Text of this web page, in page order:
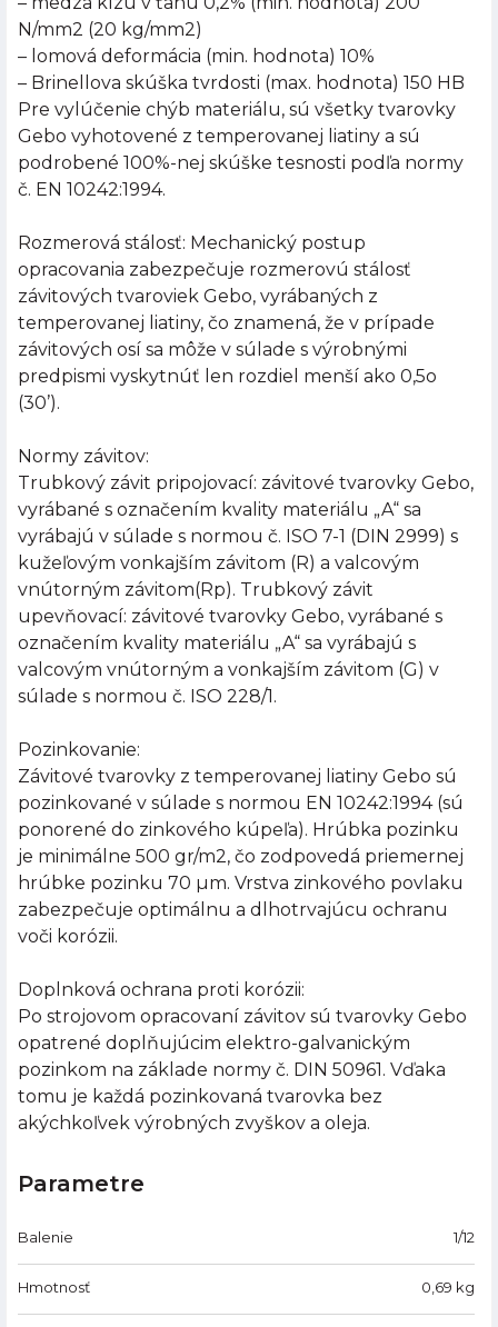
N/mm2 (20 kg/mm2)
– lomová deformácia (min. hodnota) 10%
– Brinellova skúška tvrdosti (max. hodnota) 150 HB
Pre vylúčenie chýb materiálu, sú všetky tvarovky
Gebo vyhotovené z temperovanej liatiny a sú
podrobené 100%-nej skúške tesnosti podľa normy
č. EN 10242:1994.
Rozmerová stálosť: Mechanický postup
opracovania zabezpečuje rozmerovú stálosť
závitových tvaroviek Gebo, vyrábaných z
temperovanej liatiny, čo znamená, že v prípade
závitových osí sa môže v súlade s výrobnými
predpismi vyskytnúť len rozdiel menší ako 0,5o
(30’).
Normy závitov:
Trubkový závit pripojovací: závitové tvarovky Gebo,
vyrábané s označením kvality materiálu „A“ sa
vyrábajú v súlade s normou č. ISO 7-1 (DIN 2999) s
kužeľovým vonkajším závitom (R) a valcovým
vnútorným závitom(Rp). Trubkový závit
upevňovací: závitové tvarovky Gebo, vyrábané s
označením kvality materiálu „A“ sa vyrábajú s
valcovým vnútorným a vonkajším závitom (G) v
súlade s normou č. ISO 228/1.
Pozinkovanie:
Závitové tvarovky z temperovanej liatiny Gebo sú
pozinkované v súlade s normou EN 10242:1994 (sú
ponorené do zinkového kúpeľa). Hrúbka pozinku
je minimálne 500 gr/m2, čo zodpovedá priemernej
hrúbke pozinku 70 µm. Vrstva zinkového povlaku
zabezpečuje optimálnu a dlhotrvajúcu ochranu
voči korózii.
Doplnková ochrana proti korózii:
Po strojovom opracovaní závitov sú tvarovky Gebo
opatrené doplňujúcim elektro-galvanickým
pozinkom na základe normy č. DIN 50961. Vďaka
tomu je každá pozinkovaná tvarovka bez
akýchkoľvek výrobných zvyškov a oleja.
Parametre
Balenie 1/12
Hmotnosť 0,69 kg